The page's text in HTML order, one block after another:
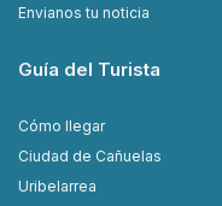
Envianos tu noticia
Guía del Turista
Cómo llegar
Ciudad de Cañuelas
Uribelarrea